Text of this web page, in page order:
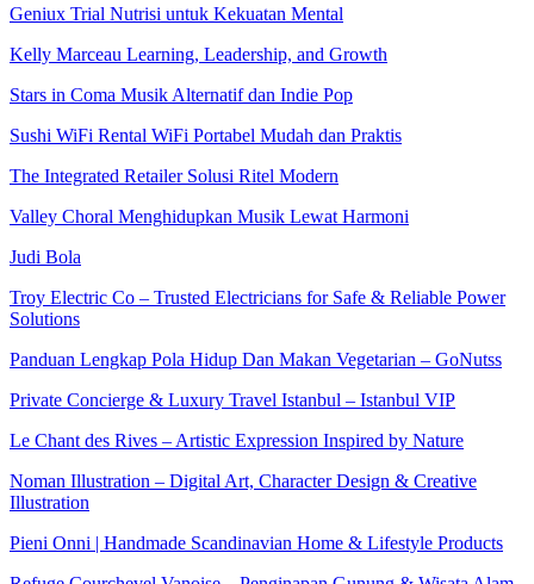
Geniux Trial Nutrisi untuk Kekuatan Mental
Kelly Marceau Learning, Leadership, and Growth
Stars in Coma Musik Alternatif dan Indie Pop
Sushi WiFi Rental WiFi Portabel Mudah dan Praktis
The Integrated Retailer Solusi Ritel Modern
Valley Choral Menghidupkan Musik Lewat Harmoni
Judi Bola
Troy Electric Co – Trusted Electricians for Safe & Reliable Power
Solutions
Panduan Lengkap Pola Hidup Dan Makan Vegetarian – GoNutss
Private Concierge & Luxury Travel Istanbul – Istanbul VIP
Le Chant des Rives – Artistic Expression Inspired by Nature
Noman Illustration – Digital Art, Character Design & Creative
Illustration
Pieni Onni | Handmade Scandinavian Home & Lifestyle Products